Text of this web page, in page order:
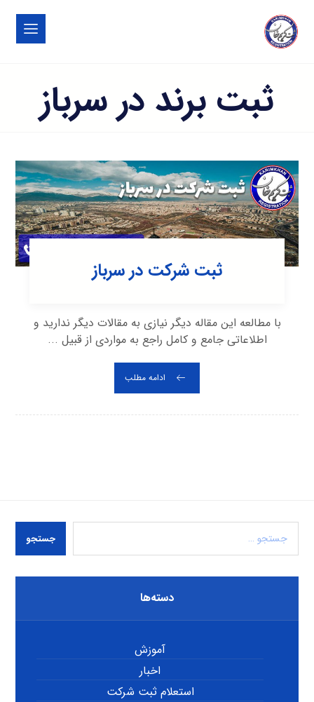
ثبت برند در سرباز
ثبت شرکت در سرباز
با مطالعه این مقاله دیگر نیازی به مقالات دیگر ندارید و
اطلاعاتی جامع و کامل راجع به مواردی از قبیل ...
ادامه مطلب
جستجو
دسته‌ها
آموزش
اخبار
استعلام ثبت شرکت